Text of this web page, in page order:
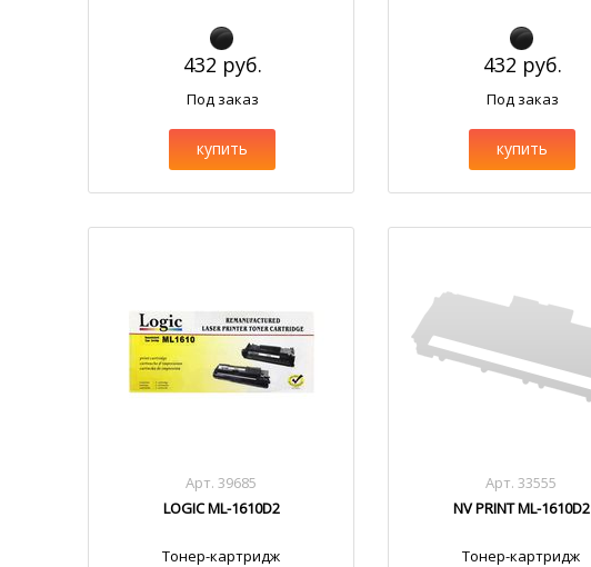
432 руб.
Под заказ
купить
432 руб.
Под заказ
купить
Арт. 39685
LOGIC ML-1610D2
Тонер-картридж
Арт. 33555
NV PRINT ML-1610D2
Тонер-картридж